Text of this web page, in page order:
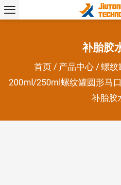
补胎胶
首页 / 产品中心 /螺纹
200ml/250ml螺纹罐圆形马
补胎胶